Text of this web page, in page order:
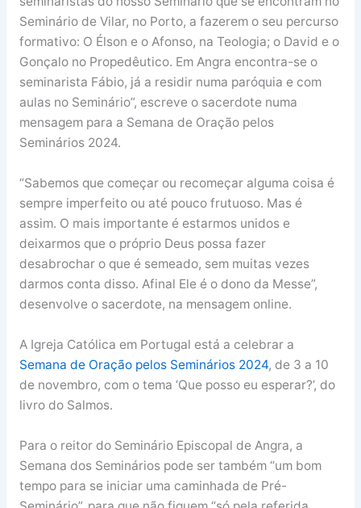
Seminário de Vilar, no Porto, a fazerem o seu percurso
formativo: O Élson e o Afonso, na Teologia; o David e o
Gonçalo no Propedêutico. Em Angra encontra-se o
seminarista Fábio, já a residir numa paróquia e com
aulas no Seminário”, escreve o sacerdote numa
mensagem para a Semana de Oração pelos
Seminários 2024.
“Sabemos que começar ou recomeçar alguma coisa é
sempre imperfeito ou até pouco frutuoso. Mas é
assim. O mais importante é estarmos unidos e
deixarmos que o próprio Deus possa fazer
desabrochar o que é semeado, sem muitas vezes
darmos conta disso. Afinal Ele é o dono da Messe”,
desenvolve o sacerdote, na mensagem online.
A Igreja Católica em Portugal está a celebrar a
Semana de Oração pelos Seminários 2024, de 3 a 10
de novembro, com o tema ‘Que posso eu esperar?’, do
livro do Salmos.
Para o reitor do Seminário Episcopal de Angra, a
Semana dos Seminários pode ser também “um bom
tempo para se iniciar uma caminhada de Pré-